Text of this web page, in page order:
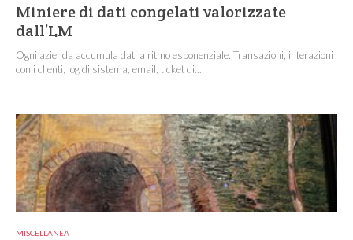
Miniere di dati congelati valorizzate
dall’LM
Ogni azienda accumula dati a ritmo esponenziale. Transazioni, interazioni
con i clienti, log di sistema, email, ticket di...
MISCELLANEA